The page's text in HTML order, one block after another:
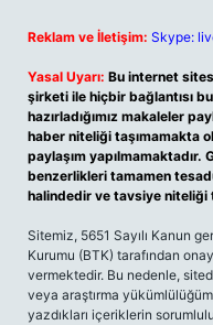
Reklam ve İletişim: Skype:
Yasal Uyarı: Bu internet
şirketi ile hiçbir bağlantısı
hazırladığımız makaleler
haber niteliği taşımamakta
paylaşım
benzerlikleri tamamen
halindedir ve tavsiye niteliği
Sitemiz, 5651 Sayılı Kanun
Kurumu (BTK) tarafından
vermektedir. Bu nedenle,
veya araştırma
yazdıkları içeriklerin